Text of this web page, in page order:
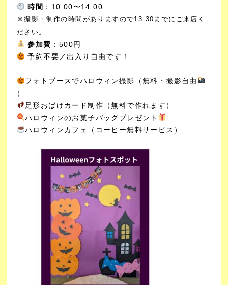
時間 ：10:00〜14:00
※撮影・制作の時間がありますので13:30までにご来店く
ださい。
参加費 ：500円
予約不要／出入り自由です！
フォトブースでハロウィン撮影（無料・撮影自由
）
足形おばけカード制作（無料で作れます）
ハロウィンのお菓子バッグプレゼント
ハロウィンカフェ（コーヒー無料サービス）